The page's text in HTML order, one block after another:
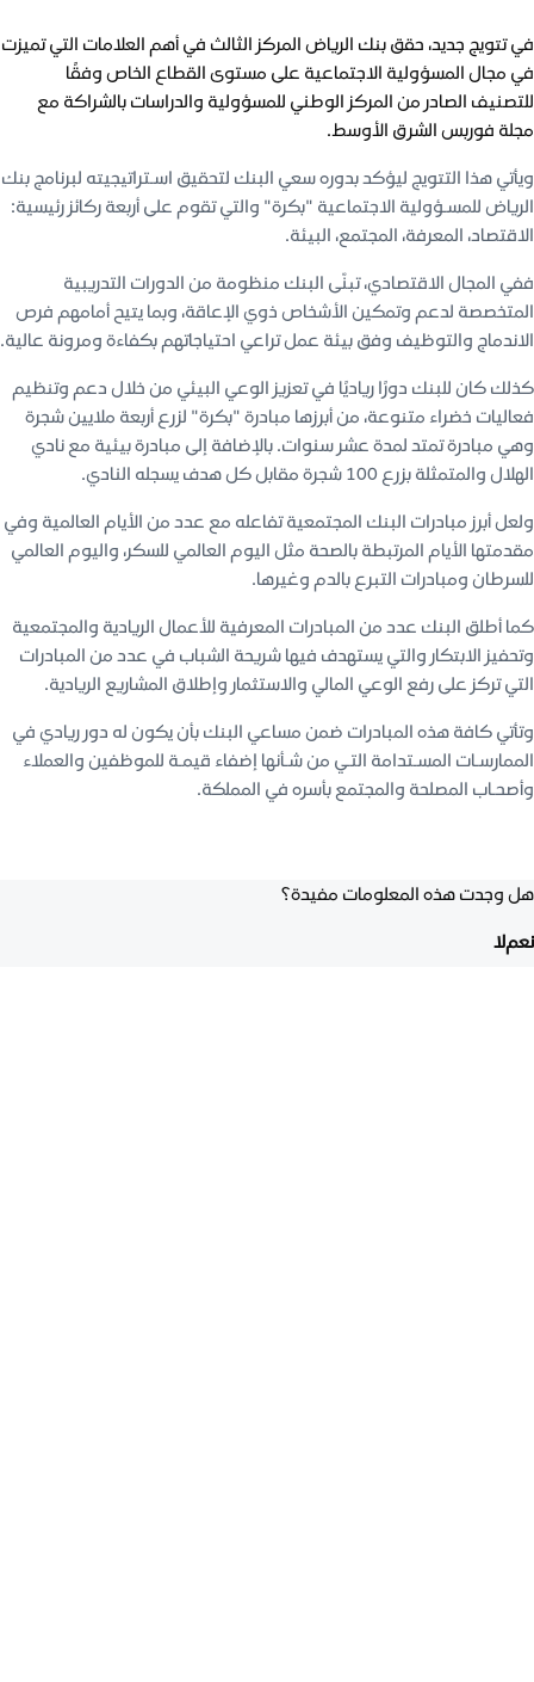
في تتويج جديد، حقق بنك الرياض المركز الثالث في أهم العلامات التي تميزت
في مجال المسؤولية الاجتماعية على مستوى القطاع الخاص وفقًا
للتصنيف الصادر من المركز الوطني للمسؤولية والدراسات بالشراكة مع
مجلة فوربس الشرق الأوسط.
ويأتي هذا التتويج ليؤكد بدوره سعي البنك لتحقيق اسـتراتيجيته لبرنامج بنك
الرياض للمسـؤولية الاجتماعية "بكرة" والتي تقوم على أربعة ركائز رئيسية:
الاقتصاد، المعرفة، المجتمع، البيئة.
ففي المجال الاقتصادي، تبنّى البنك منظومة من الدورات التدريبية
المتخصصة لدعم وتمكين الأشخاص ذوي الإعاقة، وبما يتيح أمامهم فرص
الاندماج والتوظيف وفق بيئة عمل تراعي احتياجاتهم بكفاءة ومرونة عالية.
كذلك كان للبنك دورًا رياديًا في تعزيز الوعي البيئي من خلال دعم وتنظيم
فعاليات خضراء متنوعة، من أبرزها مبادرة "بكرة" لزرع أربعة ملايين شجرة
وهي مبادرة تمتد لمدة عشر سنوات. بالإضافة إلى مبادرة بيئية مع نادي
الهلال والمتمثلة بزرع ١٠٠ شجرة مقابل كل هدف يسجله النادي.
ولعل أبرز مبادرات البنك المجتمعية تفاعله مع عدد من الأيام العالمية وفي
مقدمتها الأيام المرتبطة بالصحة مثل اليوم العالمي للسكر، واليوم العالمي
للسرطان ومبادرات التبرع بالدم وغيرها.
كما أطلق البنك عدد من المبادرات المعرفية للأعمال الريادية والمجتمعية
وتحفيز الابتكار والتي يستهدف فيها شريحة الشباب في عدد من المبادرات
التي تركز على رفع الوعي المالي والاستثمار وإطلاق المشاريع الريادية.
وتأتي كافة هذه المبادرات ضمن مساعي البنك بأن يكون له دور ريادي في
الممارسـات المسـتدامة التـي من شـأنها إضفاء قيمـة للموظفين والعملاء
وأصحـاب المصلحة والمجتمع بأسره في المملكة.
هل وجدت هذه المعلومات مفيدة؟
نعملا